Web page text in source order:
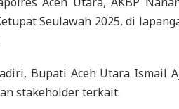
Seulawah 2025, di
Bupati Aceh Utara Ismail
stakeholder terkait.